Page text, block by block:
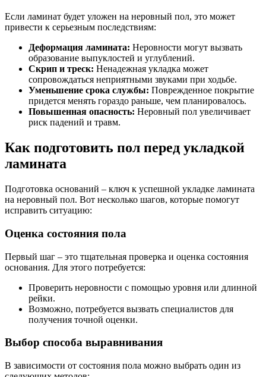
Если ламинат будет уложен на неровный пол, это может
привести к серьезным последствиям:
Деформация ламината: Неровности могут вызвать
образование выпуклостей и углублений.
Скрип и треск: Ненадежная укладка может
сопровождаться неприятными звуками при ходьбе.
Уменьшение срока службы: Поврежденное покрытие
придется менять гораздо раньше, чем планировалось.
Повышенная опасность: Неровный пол увеличивает
риск падений и травм.
Как подготовить пол перед укладкой
ламината
Подготовка оснований – ключ к успешной укладке ламината
на неровный пол. Вот несколько шагов, которые помогут
исправить ситуацию:
Оценка состояния пола
Первый шаг – это тщательная проверка и оценка состояния
основания. Для этого потребуется:
Проверить неровности с помощью уровня или длинной
рейки.
Возможно, потребуется вызвать специалистов для
получения точной оценки.
Выбор способа выравнивания
В зависимости от состояния пола можно выбрать один из